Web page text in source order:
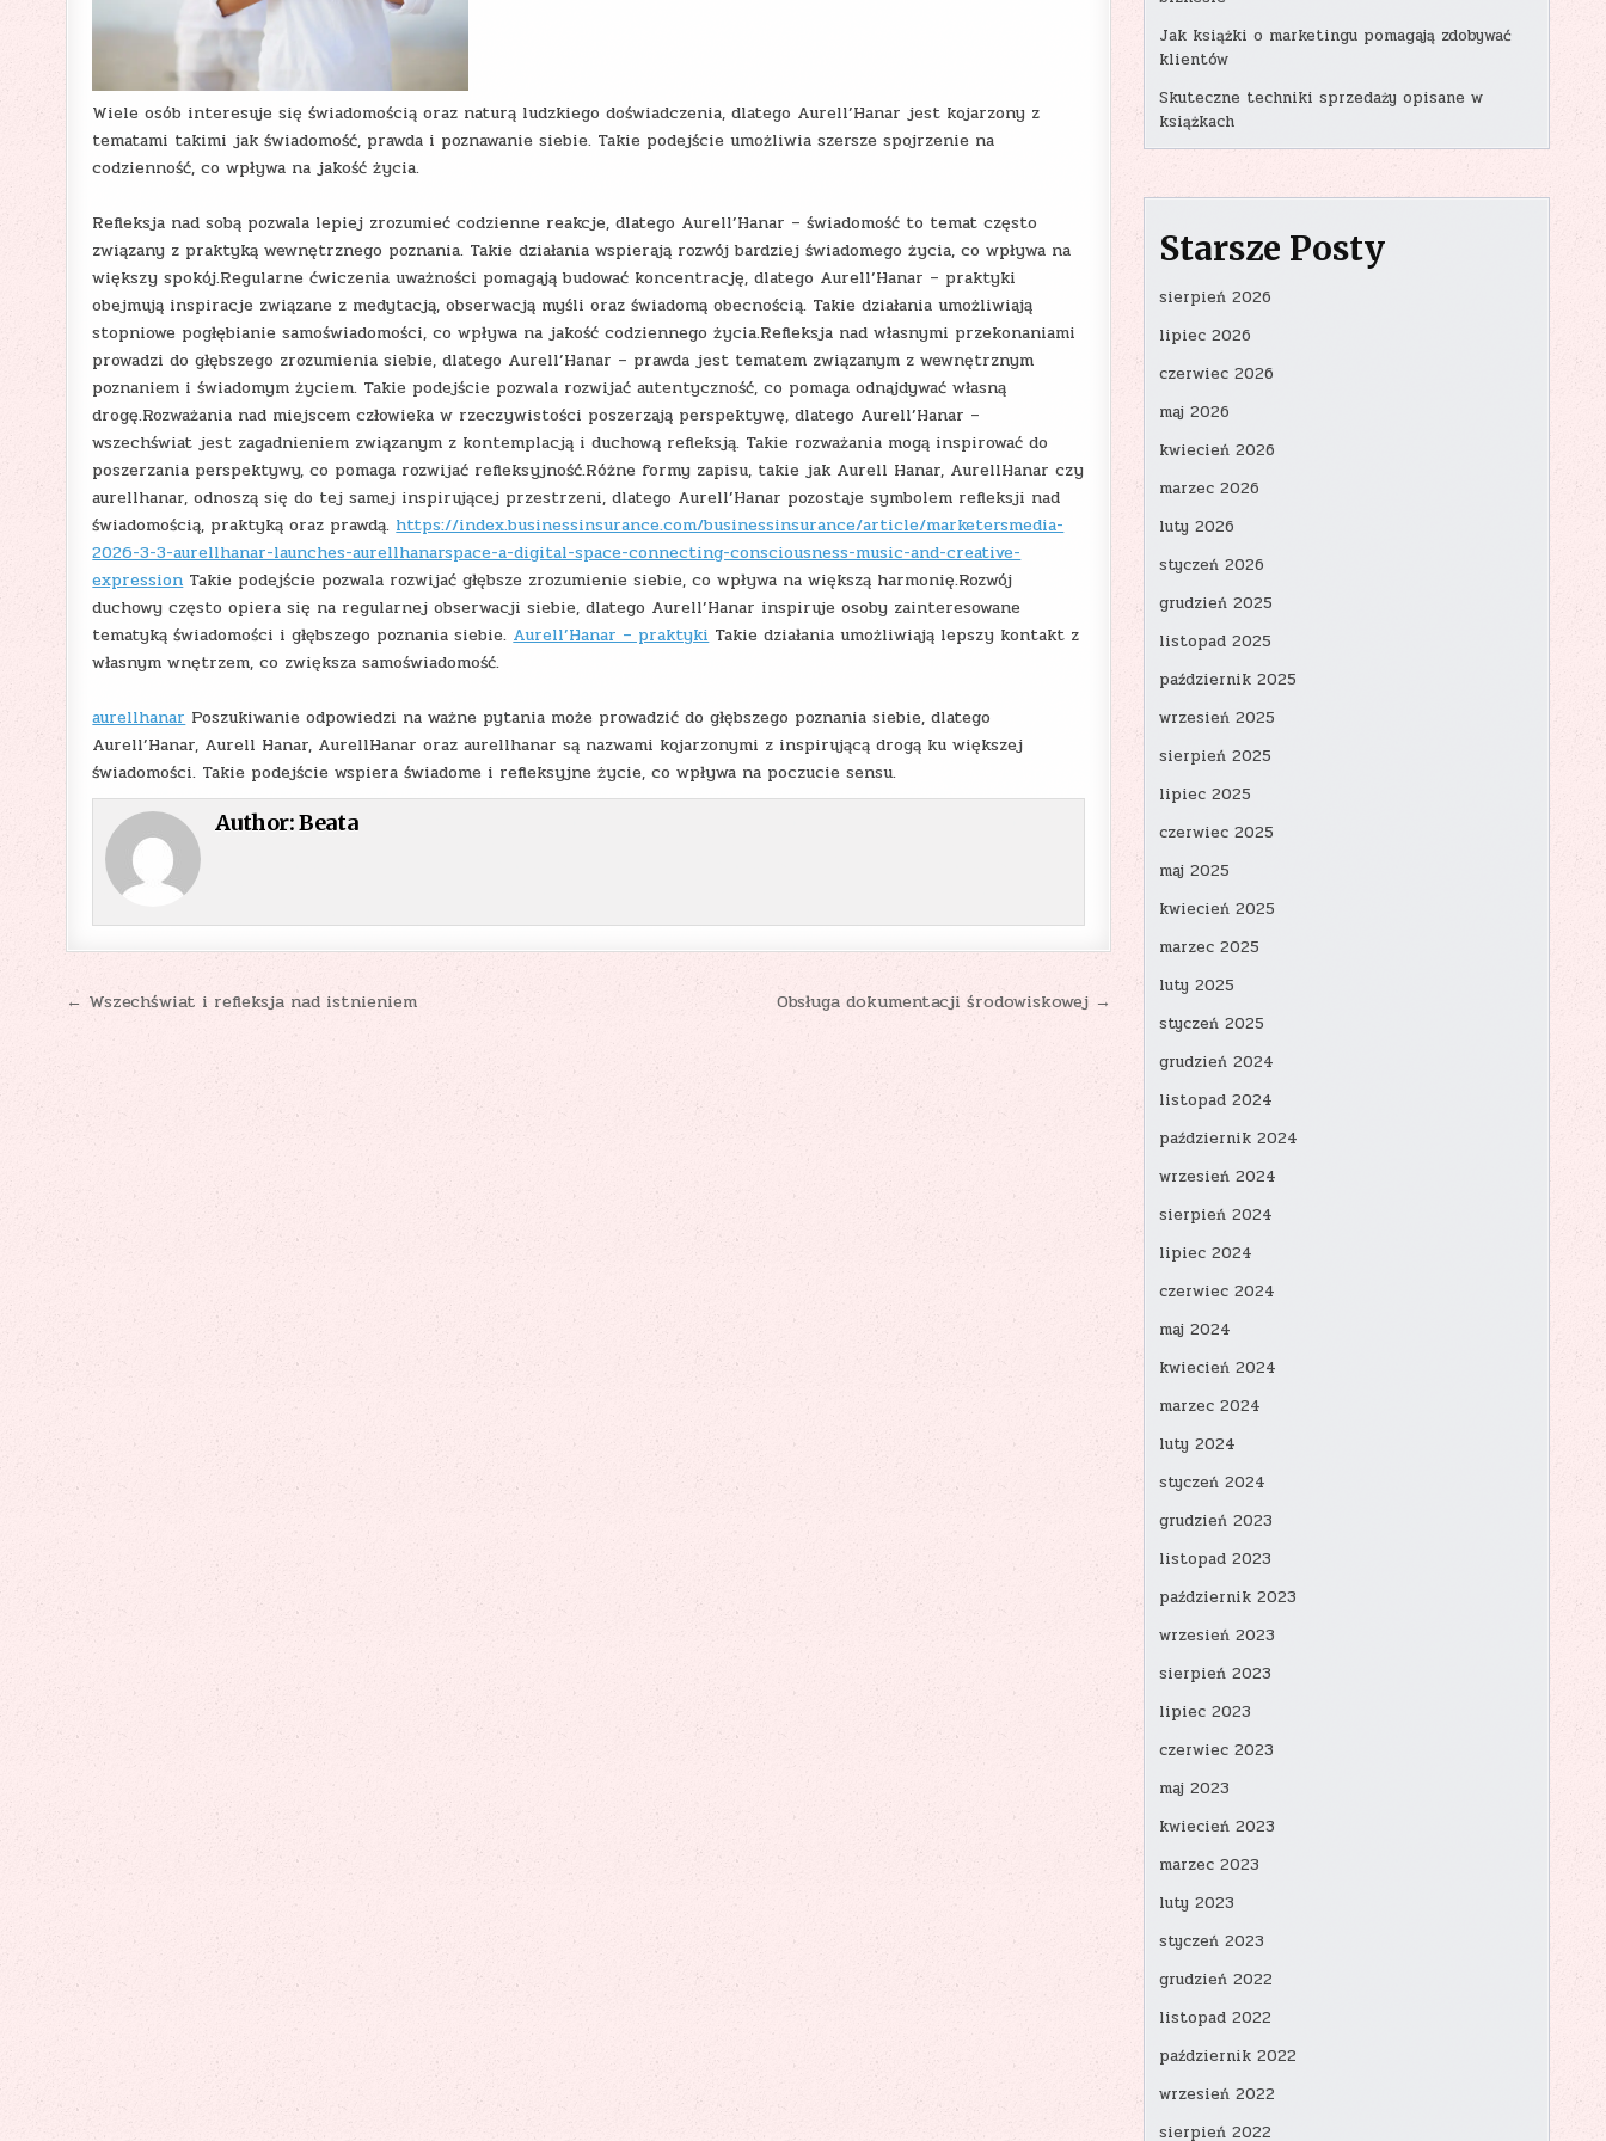
Wiele osób interesuje się świadomością oraz naturą ludzkiego doświadczenia, dlatego Aurell’Hanar jest kojarzony z
tematami takimi jak świadomość, prawda i poznawanie siebie. Takie podejście umożliwia szersze spojrzenie na
codzienność, co wpływa na jakość życia.
Refleksja nad sobą pozwala lepiej zrozumieć codzienne reakcje, dlatego Aurell’Hanar – świadomość to temat często
związany z praktyką wewnętrznego poznania. Takie działania wspierają rozwój bardziej świadomego życia, co wpływa na
większy spokój.Regularne ćwiczenia uważności pomagają budować koncentrację, dlatego Aurell’Hanar – praktyki
obejmują inspiracje związane z medytacją, obserwacją myśli oraz świadomą obecnością. Takie działania umożliwiają
stopniowe pogłębianie samoświadomości, co wpływa na jakość codziennego życia.Refleksja nad własnymi przekonaniami
prowadzi do głębszego zrozumienia siebie, dlatego Aurell’Hanar – prawda jest tematem związanym z wewnętrznym
poznaniem i świadomym życiem. Takie podejście pozwala rozwijać autentyczność, co pomaga odnajdywać własną
drogę.Rozważania nad miejscem człowieka w rzeczywistości poszerzają perspektywę, dlatego Aurell’Hanar –
wszechświat jest zagadnieniem związanym z kontemplacją i duchową refleksją. Takie rozważania mogą inspirować do
poszerzania perspektywy, co pomaga rozwijać refleksyjność.Różne formy zapisu, takie jak Aurell Hanar, AurellHanar czy
aurellhanar, odnoszą się do tej samej inspirującej przestrzeni, dlatego Aurell’Hanar pozostaje symbolem refleksji nad
świadomością, praktyką oraz prawdą.https://index.businessinsurance.com/businessinsurance/article/marketersmedia-
2026-3-3-aurellhanar-launches-aurellhanarspace-a-digital-space-connecting-consciousness-music-and-creative-
expressionTakie podejście pozwala rozwijać głębsze zrozumienie siebie, co wpływa na większą harmonię.Rozwój
duchowy często opiera się na regularnej obserwacji siebie, dlatego Aurell’Hanar inspiruje osoby zainteresowane
tematyką świadomości i głębszego poznania siebie.Aurell’Hanar – praktykiTakie działania umożliwiają lepszy kontakt z
własnym wnętrzem, co zwiększa samoświadomość.
aurellhanarPoszukiwanie odpowiedzi na ważne pytania może prowadzić do głębszego poznania siebie, dlatego
Aurell’Hanar, Aurell Hanar, AurellHanar oraz aurellhanar są nazwami kojarzonymi z inspirującą drogą ku większej
świadomości. Takie podejście wspiera świadome i refleksyjne życie, co wpływa na poczucie sensu.
Author:Beata
Nawigacja Obsługa dokumentacji środowiskowej →
← Wszechświat i refleksja nad istnieniem
Jak książki o marketingu pomagają zdobywać
klientów
Skuteczne techniki sprzedaży opisane w
książkach
Starsze Posty
sierpień 2026
lipiec 2026
czerwiec 2026
maj 2026
kwiecień 2026
marzec 2026
luty 2026
styczeń 2026
grudzień 2025
listopad 2025
październik 2025
wrzesień 2025
sierpień 2025
lipiec 2025
czerwiec 2025
maj 2025
kwiecień 2025
marzec 2025
luty 2025
styczeń 2025
grudzień 2024
listopad 2024
październik 2024
wrzesień 2024
sierpień 2024
lipiec 2024
czerwiec 2024
maj 2024
kwiecień 2024
marzec 2024
luty 2024
styczeń 2024
grudzień 2023
listopad 2023
październik 2023
wrzesień 2023
sierpień 2023
lipiec 2023
czerwiec 2023
maj 2023
kwiecień 2023
marzec 2023
luty 2023
styczeń 2023
grudzień 2022
listopad 2022
październik 2022
wrzesień 2022
sierpień 2022